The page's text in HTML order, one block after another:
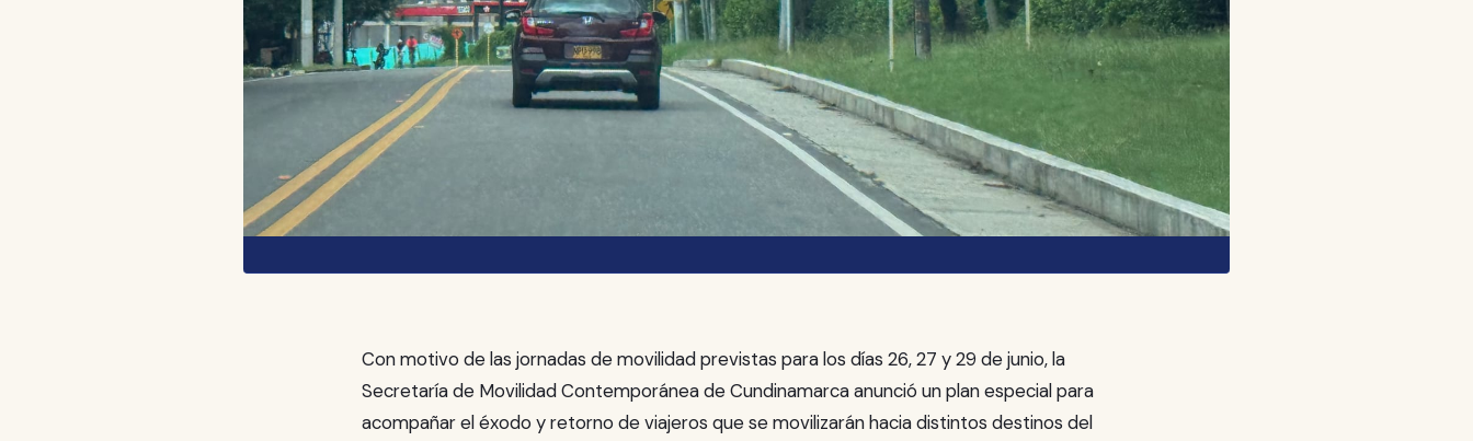
Con motivo de las jornadas de movilidad previstas para los días 26, 27 y 29 de junio, la
Secretaría de Movilidad Contemporánea de Cundinamarca anunció un plan especial para
acompañar el éxodo y retorno de viajeros que se movilizarán hacia distintos destinos del